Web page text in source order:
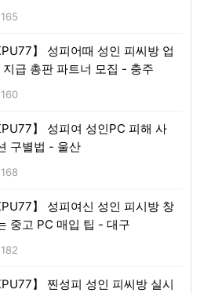
】 성피어때 성인 피씨방 업
급 총판 파트너 모집 - 충주
】 성피여 성인PC 피해 사
구별법 - 울산
】 성피여신 성인 피시방 창
중고 PC 매입 팁 - 대구
】 찐성피 성인 피씨방 실시